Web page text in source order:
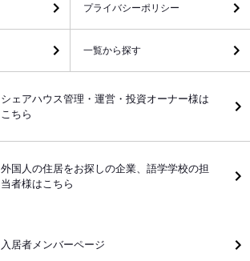
プライバシーポリシー
一覧から探す
シェアハウス管理・運営・投資オーナー様は
こちら
外国人の住居をお探しの企業、語学学校の担
当者様はこちら
入居者メンバーページ